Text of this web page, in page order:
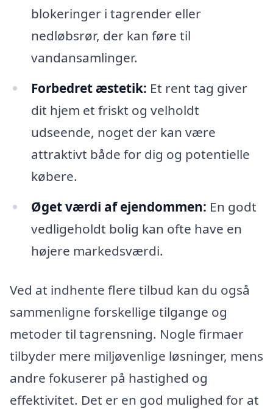
blokeringer i tagrender eller
nedløbsrør, der kan føre til
vandansamlinger.
Forbedret æstetik: Et rent tag giver
dit hjem et friskt og velholdt
udseende, noget der kan være
attraktivt både for dig og potentielle
købere.
Øget værdi af ejendommen: En godt
vedligeholdt bolig kan ofte have en
højere markedsværdi.
Ved at indhente flere tilbud kan du også
sammenligne forskellige tilgange og
metoder til tagrensning. Nogle firmaer
tilbyder mere miljøvenlige løsninger, mens
andre fokuserer på hastighed og
effektivitet. Det er en god mulighed for at